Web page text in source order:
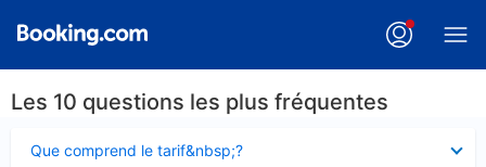
Les 10 questions les plus fréquentes
Que comprend le tarif&nbsp;?
fermé